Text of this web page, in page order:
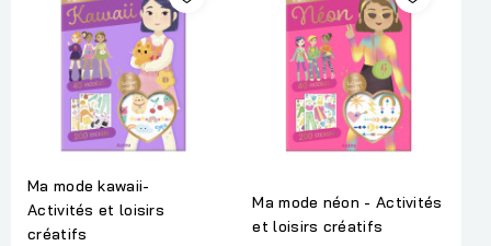
Ma mode kawaii-
Activités et loisirs
créatifs
Ma mode néon - Activités
et loisirs créatifs